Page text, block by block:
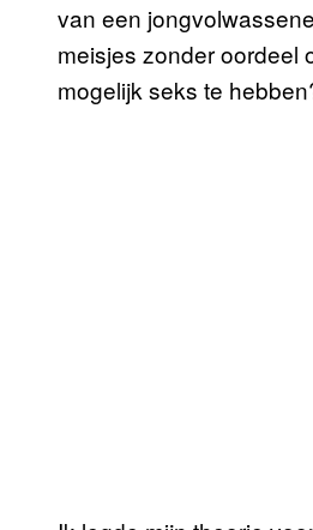
van een
meisjes zonder oordeel
mogelijk seks te